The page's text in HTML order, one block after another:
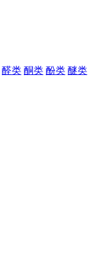
醛类 酮类 酚类 醚类